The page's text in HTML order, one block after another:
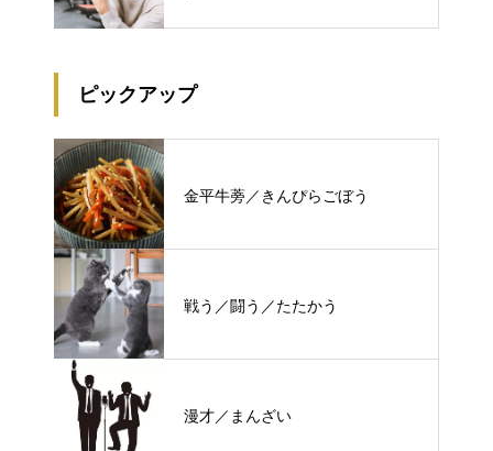
ピックアップ
金平牛蒡／きんぴらごぼう
戦う／闘う／たたかう
漫才／まんざい